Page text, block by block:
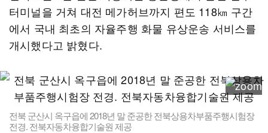
터미널을 거쳐 대전 메가허브까지 편도 118㎞ 구간
에서 국내 최초의 자율주행 화물 유상운송 서비스를
개시했다고 밝혔다.
전북 군산시 옥구읍에 2018년 말 준공한 전북상용차부품주행시험장
전경. 전북자동차융합기술원 제공